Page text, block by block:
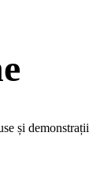
și demonstrații